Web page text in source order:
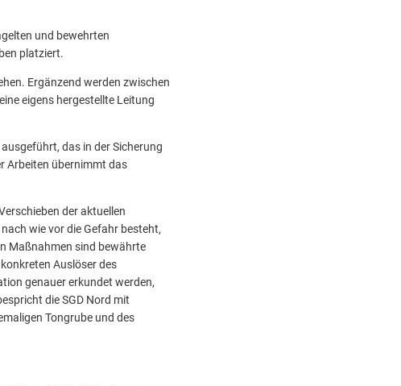
und bewehrten
platziert.
Ergänzend werden zwischen
eigens hergestellte Leitung
das in der Sicherung
Arbeiten übernimmt das
der aktuellen
wie vor die Gefahr besteht,
Maßnahmen sind bewährte
Auslöser des
genauer erkundet werden,
die SGD Nord mit
Tongrube und des